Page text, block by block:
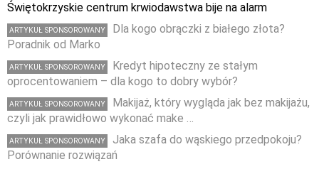
Świętokrzyskie centrum krwiodawstwa bije na alarm
ARTYKUŁ SPONSOROWANY
Dla kogo obrączki z białego złota?
Poradnik od Marko
ARTYKUŁ SPONSOROWANY
Kredyt hipoteczny ze stałym
oprocentowaniem – dla kogo to dobry wybór?
ARTYKUŁ SPONSOROWANY
Makijaż, który wygląda jak bez makijażu,
czyli jak prawidłowo wykonać make …
ARTYKUŁ SPONSOROWANY
Jaka szafa do wąskiego przedpokoju?
Porównanie rozwiązań